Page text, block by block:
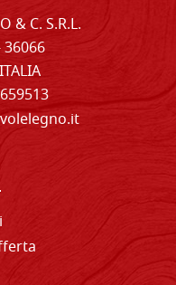
& C. S.R.L.